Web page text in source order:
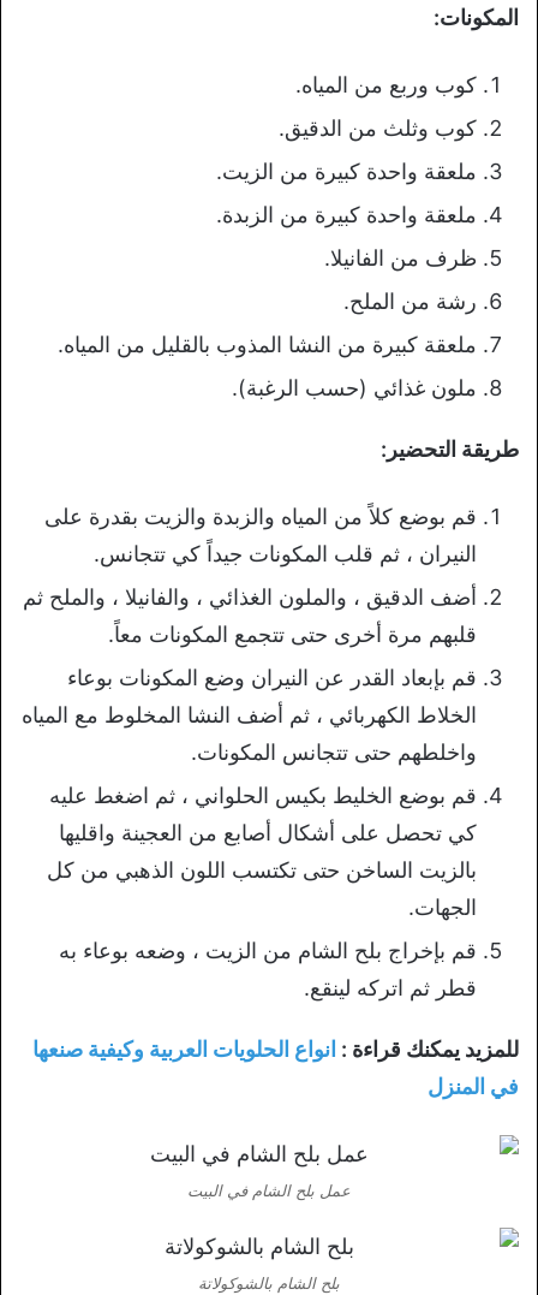
المكونات:
كوب وربع من المياه.
كوب وثلث من الدقيق.
ملعقة واحدة كبيرة من الزيت.
ملعقة واحدة كبيرة من الزبدة.
ظرف من الفانيلا.
رشة من الملح.
ملعقة كبيرة من النشا المذوب بالقليل من المياه.
ملون غذائي (حسب الرغبة).
طريقة التحضير:
قم بوضع كلاً من المياه والزبدة والزيت بقدرة على
النيران ، ثم قلب المكونات جيداً كي تتجانس.
أضف الدقيق ، والملون الغذائي ، والفانيلا ، والملح ثم
قلبهم مرة أخرى حتى تتجمع المكونات معاً.
قم بإبعاد القدر عن النيران وضع المكونات بوعاء
الخلاط الكهربائي ، ثم أضف النشا المخلوط مع المياه
واخلطهم حتى تتجانس المكونات.
قم بوضع الخليط بكيس الحلواني ، ثم اضغط عليه
كي تحصل على أشكال أصابع من العجينة واقليها
بالزيت الساخن حتى تكتسب اللون الذهبي من كل
الجهات.
قم بإخراج بلح الشام من الزيت ، وضعه بوعاء به
قطر ثم اتركه لينقع.
للمزيد يمكنك قراءة : انواع الحلويات العربية وكيفية صنعها
في المنزل
عمل بلح الشام في البيت
بلح الشام بالشوكولاتة